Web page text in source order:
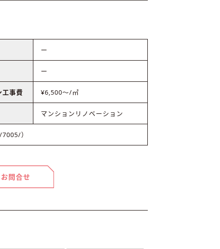
ー
ー
工事費 ¥6,500〜/㎡
マンションリノベーション
）
お問合せ